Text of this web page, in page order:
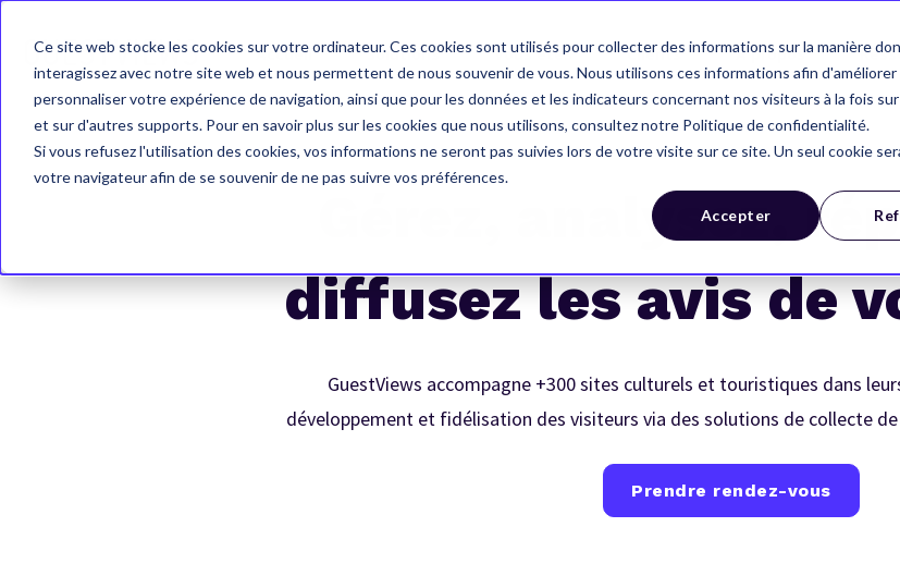
Ce site web stocke les cookies sur votre ordinateur. Ces cookies sont utilisés pour collecter des informations sur la manière
interagissez avec notre site web et nous permettent de nous souvenir de vous. Nous utilisons ces informations afin
personnaliser votre expérience de navigation, ainsi que pour les données et les indicateurs concernant nos visiteurs à la fois
et sur d'autres supports. Pour en savoir plus sur les cookies que nous utilisons, consultez notre Politique de confidentialité.
Si vous refusez l'utilisation des cookies, vos informations ne seront pas suivies lors de votre visite sur ce site. Un seul cookie
votre navigateur afin de se souvenir de ne pas suivre vos préférences.
Accepter
Accueil Solutions Vous êtes Clients À propos
Gérez, analysez,
diffusez les avis de
GuestViews accompagne +300 sites culturels et touristiques dans
développement et fidélisation des visiteurs via des solutions de collecte
Prendre rendez-vous